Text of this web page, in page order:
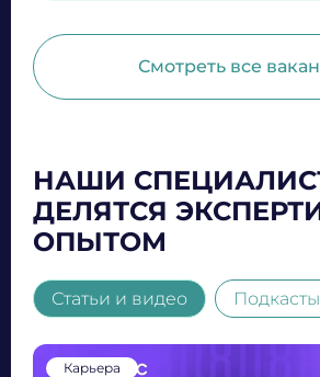
Смотреть все
НАШИ
ДЕЛЯТСЯ
ОПЫТОМ
Статьи и видео Подкасты
Карьера
Talk it Easy with KORUS
не сойти с ума. Часть II